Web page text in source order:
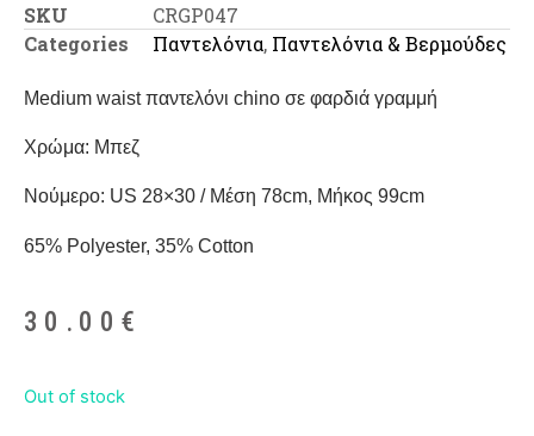
SKU
CRGP047
Categories
Παντελόνια, Παντελόνια & Βερμούδες
Medium waist παντελόνι chino σε φαρδιά γραμμή
Χρώμα: Μπεζ
Νούμερο: US 28×30 / Μέση 78cm, Μήκος 99cm
65% Polyester, 35% Cotton
30.00 €
Out of stock